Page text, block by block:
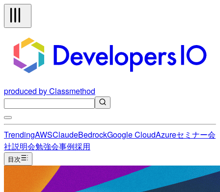
produced by Classmethod
TrendingAWSClaudeBedrockGoogle CloudAzureセミナー会
社説明会勉強会事例採用
目次